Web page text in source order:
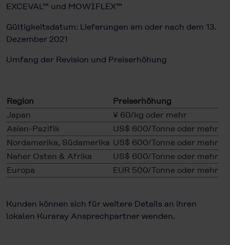
EXCEVAL™ und MOWIFLEX™
Gültigkeitsdatum: Lieferungen am oder nach dem 13.
Dezember 2021
Umfang der Revision und Preiserhöhung
Region
Preiserhöhung
Japan
¥ 60/kg oder mehr
Asien-Pazifik
US$ 600/Tonne oder mehr
Nordamerika, Südamerika US$ 600/Tonne oder mehr
Naher Osten & Afrika
US$ 600/Tonne oder mehr
Europa
EUR 500/Tonne oder mehr
Kunden können sich für weitere Details an ihren
lokalen Kuraray Ansprechpartner wenden.